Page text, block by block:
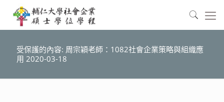
受保護的內容: 周宗穎老師：1082社會企業策略與組織應
用 2020-03-18